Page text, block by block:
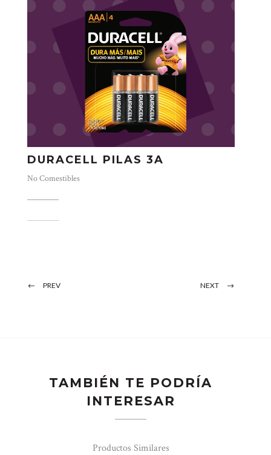
DURACELL PILAS 3A
No Comestibles
PREV NEXT
TAMBIÉN TE PODRÍA
INTERESAR
Productos Similares